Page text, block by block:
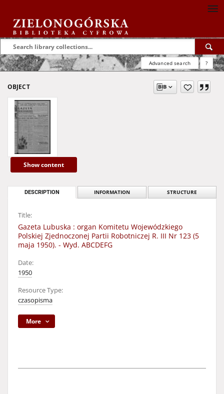
Advanced search ?
OBJECT
Show content
DESCRIPTION INFORMATION STRUCTURE
Title:
Gazeta Lubuska : organ Komitetu Wojewódzkiego
Polskiej Zjednoczonej Partii Robotniczej R. III Nr 123 (5
maja 1950). - Wyd. ABCDEFG
Date:
1950
Resource Type:
czasopisma
More